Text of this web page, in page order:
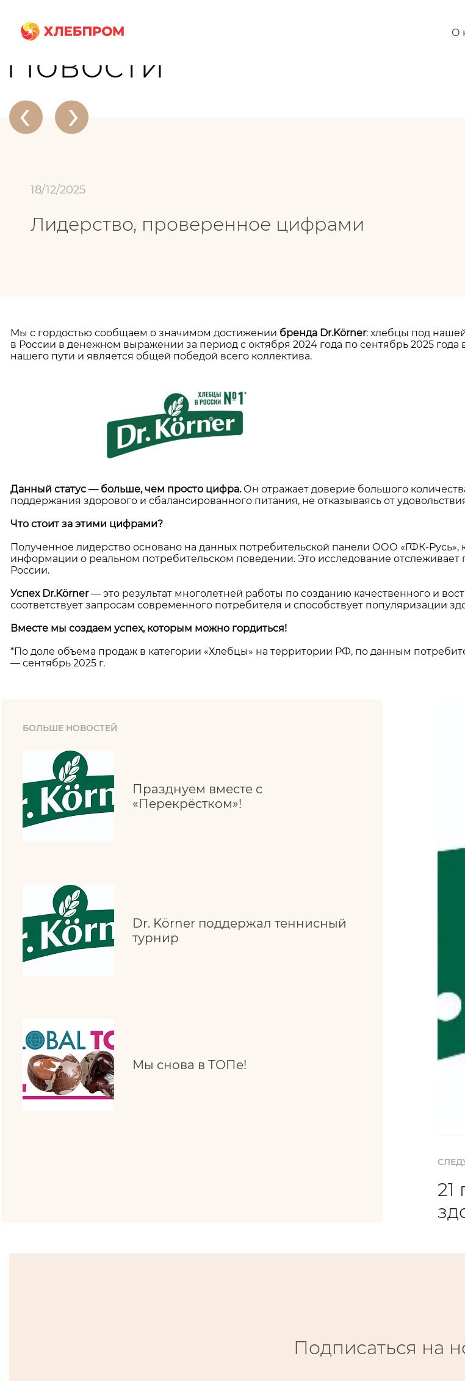
О
Главная О компании Новости
Новости
‹ ›
18/12/2025
Лидерство, проверенное цифрами
Мы с гордостью сообщаем о значимом достижении бренда Dr.Körner: хлебцы под
в России в денежном выражении за период с октября 2024 года по сентябрь 2025 года
нашего пути и является общей победой всего коллектива.
Данный статус — больше, чем просто цифра.Он отражает доверие большого
поддержания здорового и сбалансированного питания, не отказываясь от
Что стоит за этими цифрами?
Полученное лидерство основано на данных потребительской панели ООО «ГФК-Русь»,
информации о реальном потребительском поведении. Это исследование
России.
Успех Dr.Körner— это результат многолетней работы по созданию качественного и
соответствует запросам современного потребителя и способствует популяризации
Вместе мы создаем успех, которым можно гордиться!
*По доле объема продаж в категории «Хлебцы» на территории РФ, по данным
— сентябрь 2025 г.
БОЛЬШЕ НОВОСТЕЙ
Празднуем вместе с
«Перекрёстком»!
Dr. Körner поддержал теннисный
турнир
Мы снова в ТОПе!
21
Подписаться на